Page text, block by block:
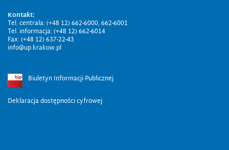
Kontakt:
Tel. centrala: (+48 12) 662-6000, 662-6001
Tel. informacja: (+48 12) 662-6014
Fax: (+48 12) 637-22-43
info@up.krakow.pl
Biuletyn Informacji Publicznej
Deklaracja dostępności cyfrowej